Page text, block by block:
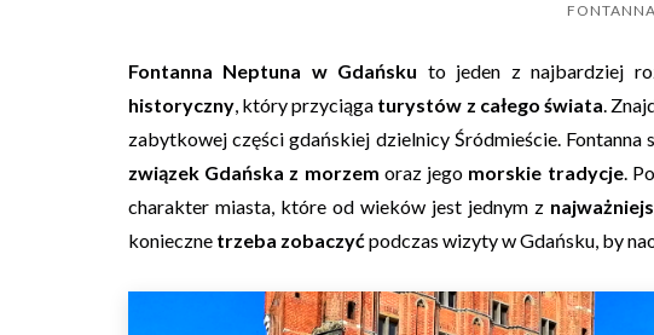
FONTANNA
Fontanna Neptuna w Gdańsku to jeden z najbardziej
historyczny, który przyciąga turystów z całego świata.
zabytkowej części gdańskiej dzielnicy Śródmieście. Fontanna
związek Gdańska z morzem oraz jego morskie tradycje.
charakter miasta, które od wieków jest jednym z
konieczne trzeba zobaczyćpodczas wizyty w Gdańsku, by